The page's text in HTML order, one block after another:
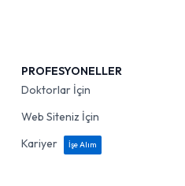
PROFESYONELLER
Doktorlar İçin
Web Siteniz İçin
Kariyer
İşe Alım